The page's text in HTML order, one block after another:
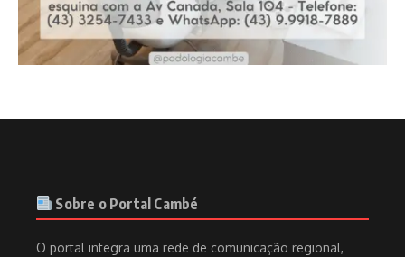
Sobre o Portal Cambé
O portal integra uma rede de comunicação regional,